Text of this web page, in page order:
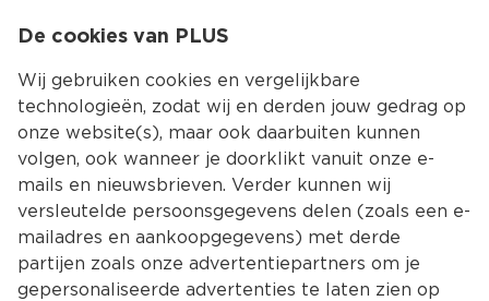
Kies jouw
De cookies van PLUS
Wij gebruiken cookies en vergelijkbare
technologieën, zodat wij en derden jouw gedrag op
onze website(s), maar ook daarbuiten kunnen
volgen, ook wanneer je doorklikt vanuit onze e-
mails en nieuwsbrieven. Verder kunnen wij
versleutelde persoonsgegevens delen (zoals een e-
mailadres en aankoopgegevens) met derde
partijen zoals onze advertentiepartners om je
gepersonaliseerde advertenties te laten zien op